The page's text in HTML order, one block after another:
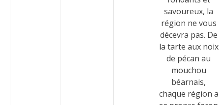
savoureux, la
région ne vous
décevra pas. De
la tarte aux noix
de pécan au
mouchou
béarnais,
chaque région a